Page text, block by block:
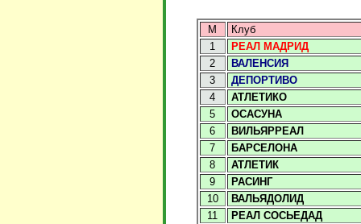
М
Клуб
1
РЕАЛ МАДРИД
2
ВАЛЕНСИЯ
3
ДЕПОРТИВО
4
АТЛЕТИКО
5
ОСАСУНА
6
ВИЛЬЯРРЕАЛ
7
БАРСЕЛОНА
8
АТЛЕТИК
9
РАСИНГ
10
ВАЛЬЯДОЛИД
11
РЕАЛ СОСЬЕДАД